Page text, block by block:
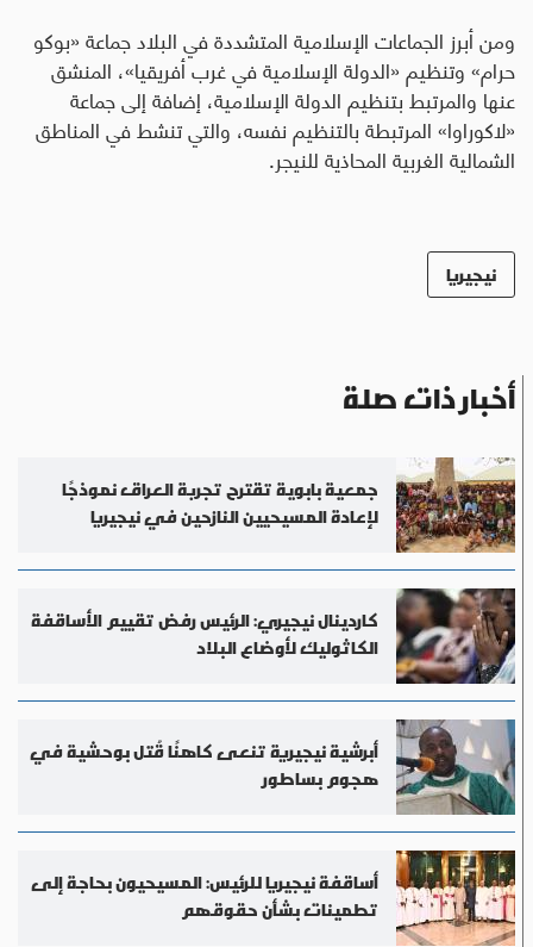
ومن أبرز الجماعات الإسلامية المتشددة في البلاد جماعة «بوكو
حرام» وتنظيم «الدولة الإسلامية في غرب أفريقيا»، المنشق
عنها والمرتبط بتنظيم الدولة الإسلامية، إضافة إلى جماعة
«لاكوراوا» المرتبطة بالتنظيم نفسه، والتي تنشط في المناطق
الشمالية الغربية المحاذية للنيجر.
نيجيريا
أخبار ذات صلة
جمعية بابوية تقترح تجربة العراق نموذجًا
لإعادة المسيحيين النازحين في نيجيريا
كاردينال نيجيري: الرئيس رفض تقييم الأساقفة
الكاثوليك لأوضاع البلاد
أبرشية نيجيرية تنعى كاهنًا قُتل بوحشية في
هجوم بساطور
أساقفة نيجيريا للرئيس: المسيحيون بحاجة إلى
تطمينات بشأن حقوقهم